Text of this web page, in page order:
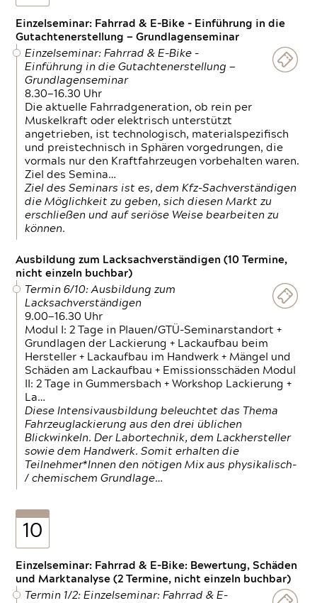
Einzelseminar: Fahrrad & E-Bike - Einführung in die
Gutachtenerstellung — Grundlagenseminar
Einzelseminar: Fahrrad & E-Bike -
Einführung in die Gutachtenerstellung —
Grundlagenseminar
8.30—16.30 Uhr
Die aktuelle Fahrradgeneration, ob rein per
Muskelkraft oder elektrisch unterstützt
angetrieben, ist technologisch, materialspezifisch
und preistechnisch in Sphären vorgedrungen, die
vormals nur den Kraftfahrzeugen vorbehalten waren.
Ziel des Semina…
Ziel des Seminars ist es, dem Kfz-Sachverständigen
die Möglichkeit zu geben, sich diesen Markt zu
erschließen und auf seriöse Weise bearbeiten zu
können.
Ausbildung zum Lacksachverständigen (10 Termine,
nicht einzeln buchbar)
Termin 6/10: Ausbildung zum
Lacksachverständigen
9.00—16.30 Uhr
Modul I: 2 Tage in Plauen/GTÜ-Seminarstandort +
Grundlagen der Lackierung + Lackaufbau beim
Hersteller + Lackaufbau im Handwerk + Mängel und
Schäden am Lackaufbau + Emissionsschäden Modul
II: 2 Tage in Gummersbach + Workshop Lackierung +
La…
Diese Intensivausbildung beleuchtet das Thema
Fahrzeuglackierung aus den drei üblichen
Blickwinkeln. Der Labortechnik, dem Lackhersteller
sowie dem Handwerk. Somit erhalten die
Teilnehmer*Innen den nötigen Mix aus physikalisch-
/ chemischem Grundlage…
10
Einzelseminar: Fahrrad & E-Bike: Bewertung, Schäden
und Marktanalyse (2 Termine, nicht einzeln buchbar)
Termin 1/2: Einzelseminar: Fahrrad & E-